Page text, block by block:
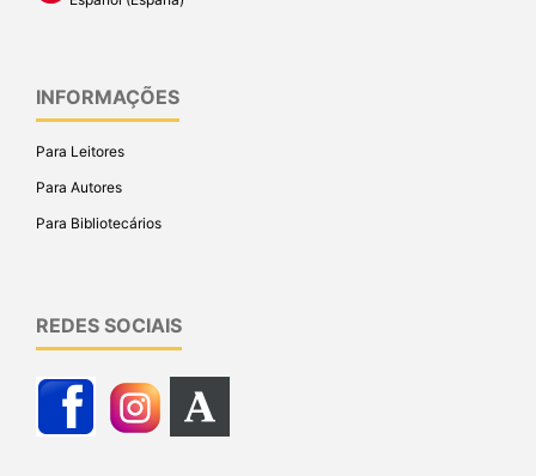
INFORMAÇÕES
Para Leitores
Para Autores
Para Bibliotecários
REDES SOCIAIS